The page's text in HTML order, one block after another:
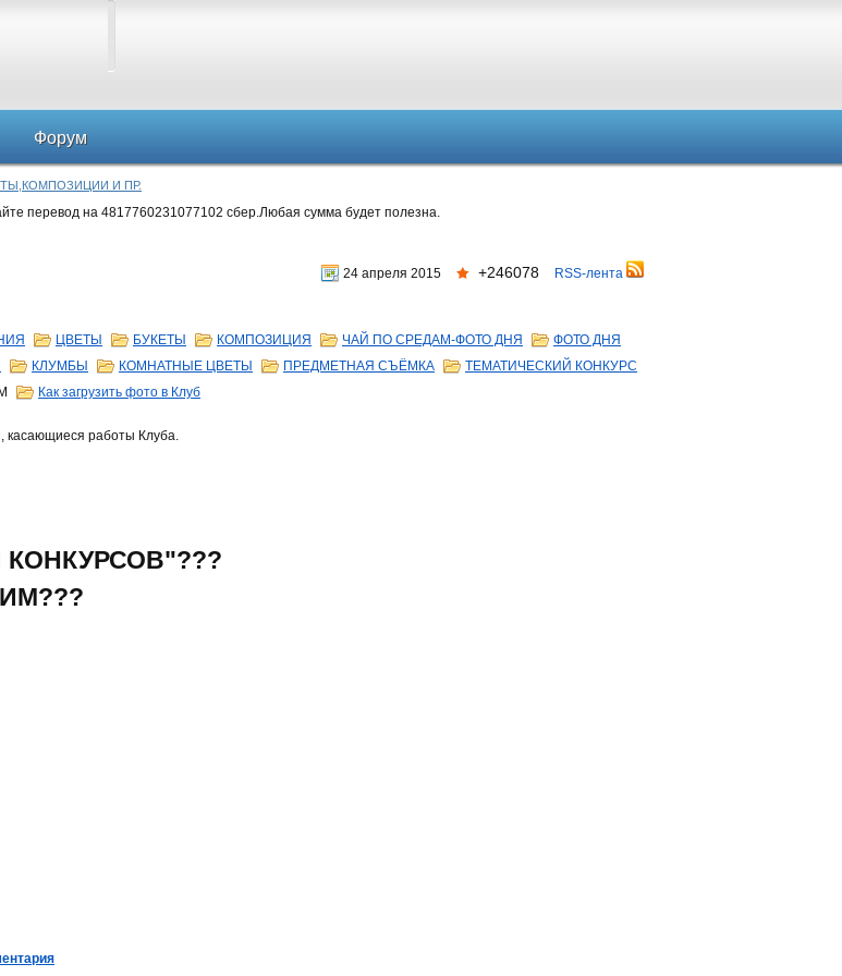
Форум
И ПР.
перевод на 4817760231077102 сбер.Любая сумма будет полезна.
24 апреля 2015 +246078 RSS-лента
ЦВЕТЫ БУКЕТЫ КОМПОЗИЦИЯ ЧАЙ ПО СРЕДАМ-ФОТО ДНЯ
ФОТО ДНЯ
КЛУМБЫ КОМНАТНЫЕ ЦВЕТЫ ПРЕДМЕТНАЯ СЪЁМКА
ТЕМАТИЧЕСКИЙ КОНКУРС
Как загрузить фото в Клуб
касающиеся работы Клуба.
КОНКУРСОВ"???